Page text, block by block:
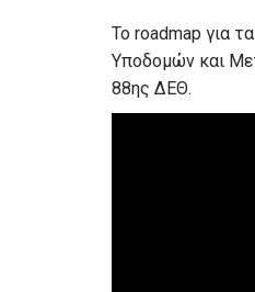
To roadmap για
Υποδομών και
88ης ΔΕΘ.